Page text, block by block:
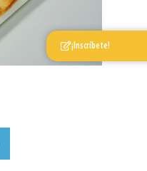
¡Inscríbete!